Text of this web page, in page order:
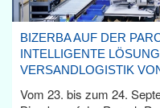
BIZERBA AUF DER
INTELLIGENTE
VERSANDLOGISTIK
Vom 23. bis zum 24.